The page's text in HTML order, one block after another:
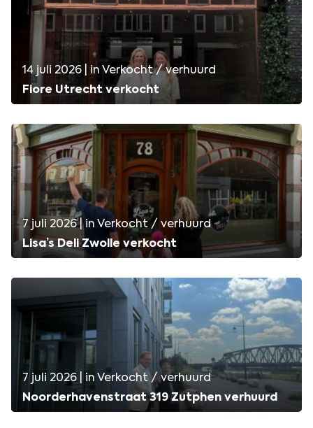
14 juli 2026 | in Verkocht / verhuurd
Fiore Utrecht verkocht
7 juli 2026 | in Verkocht / verhuurd
Lisa’s Deli Zwolle verkocht
7 juli 2026 | in Verkocht / verhuurd
Noorderhavenstraat 319 Zutphen verhuurd